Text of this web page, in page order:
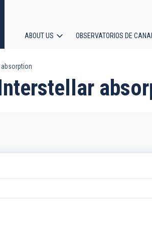
navigation
ABOUT US OBSERVATORIOS DE